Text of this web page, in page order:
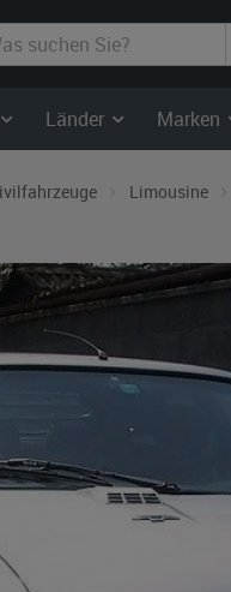
Länder Marken
Limousine